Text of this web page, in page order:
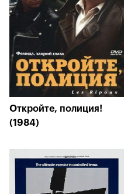
Откройте, полиция!
(1984)